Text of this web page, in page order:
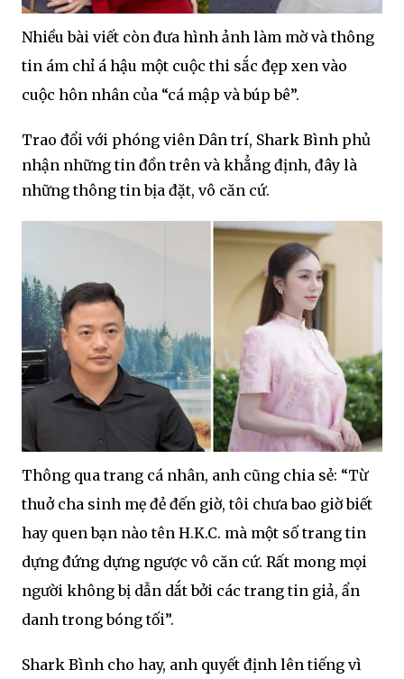
Nhiều bài viết còn đưa hình ảnh làm mờ và thông
tin ám chỉ á hậu một cuộc thi sắc đẹp xen vào
cuộc hôn nhân của “cá mập và búp bê”.
Trao đổi với phóng viên Dân trí, Shark Bình phủ
nhận những tin đồn trên và khẳng định, đây là
những thông tin bịa đặt, vô căn cứ.
Thông qua trang cá nhân, anh cũng chia sẻ: “Từ
thuở cha sinh mẹ đẻ đến giờ, tôi chưa bao giờ biết
hay quen bạn nào tên H.K.C. mà một số trang tin
dựng đứng dựng ngược vô căn cứ. Rất mong mọi
người không bị dẫn dắt bởi các trang tin giả, ẩn
danh trong bóng tối”.
Shark Bình cho hay, anh quyết định lên tiếng vì